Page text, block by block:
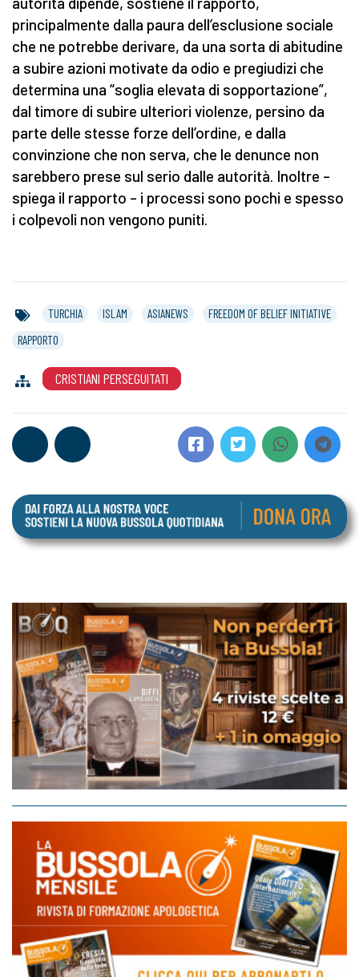
principalmente dalla paura dell’esclusione sociale
che ne potrebbe derivare, da una sorta di abitudine
a subire azioni motivate da odio e pregiudizi che
determina una “soglia elevata di sopportazione”,
dal timore di subire ulteriori violenze, persino da
parte delle stesse forze dell’ordine, e dalla
convinzione che non serva, che le denunce non
sarebbero prese sul serio dalle autorità. Inoltre –
spiega il rapporto – i processi sono pochi e spesso
i colpevoli non vengono puniti.
TURCHIA ISLAM ASIANEWS
FREEDOM OF BELIEF INITIATIVE
RAPPORTO
CRISTIANI PERSEGUITATI